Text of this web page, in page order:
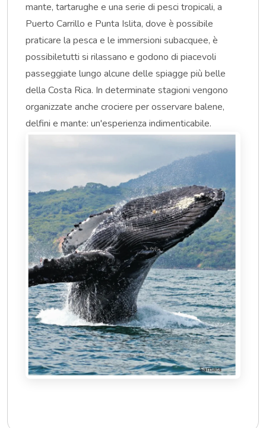
mante, tartarughe e una serie di pesci tropicali, a
Puerto Carrillo e Punta Islita, dove è possibile
praticare la pesca e le immersioni subacquee, è
possibiletutti si rilassano e godono di piacevoli
passeggiate lungo alcune delle spiagge più belle
della Costa Rica. In determinate stagioni vengono
organizzate anche crociere per osservare balene,
delfini e mante: un'esperienza indimenticabile.